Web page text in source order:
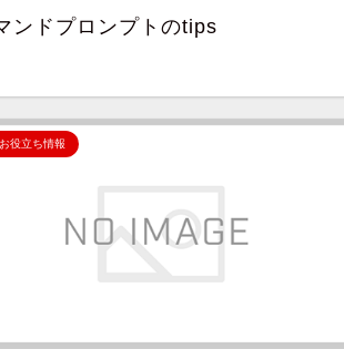
ンドプロンプトのtips
役立ち情報